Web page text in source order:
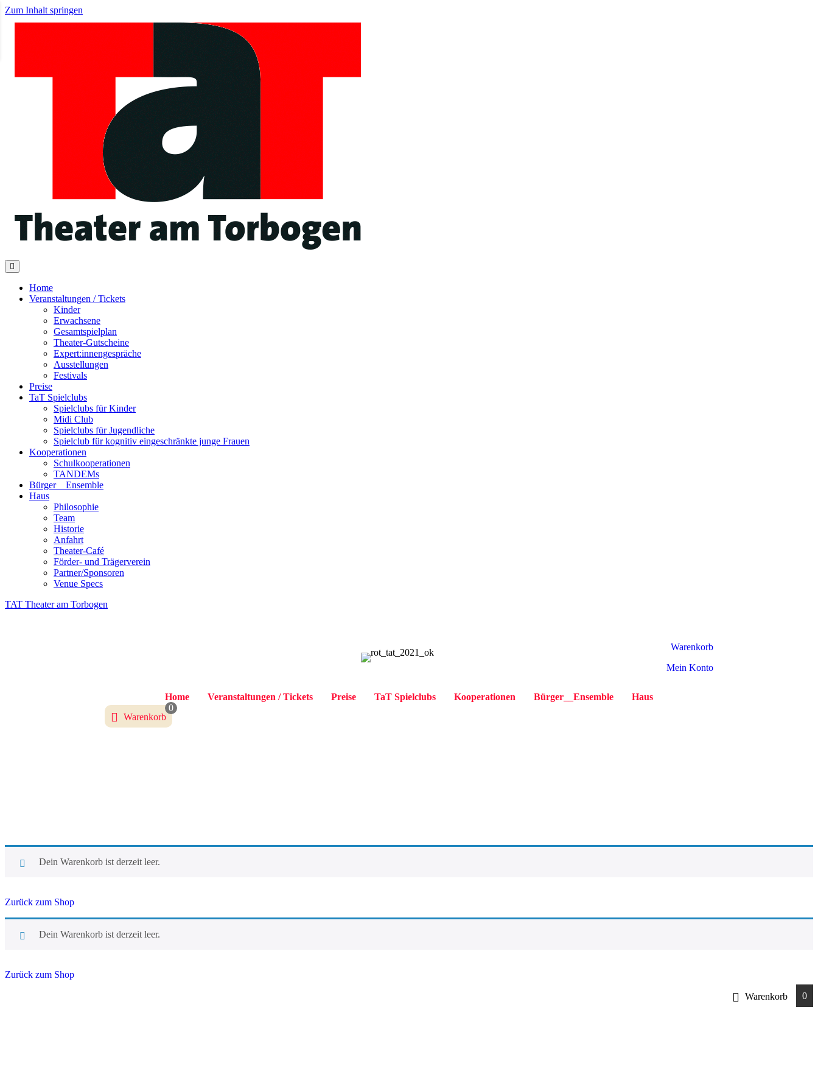
Zum Inhalt springen
Home
Veranstaltungen / Tickets
Kinder
Erwachsene
Gesamtspielplan
Theater-Gutscheine
Expert:innengespräche
Ausstellungen
Festivals
Preise
TaT Spielclubs
Spielclubs für Kinder
Midi Club
Spielclubs für Jugendliche
Spielclub für kognitiv eingeschränkte junge Frauen
Kooperationen
Schulkooperationen
TANDEMs
Bürger__Ensemble
Haus
Philosophie
Team
Historie
Anfahrt
Theater-Café
Förder- und Trägerverein
Partner/Sponsoren
Venue Specs
TAT Theater am Torbogen
Warenkorb
Mein Konto
Home Veranstaltungen / Tickets Preise TaT Spielclubs Kooperationen Bürger__Ensemble
Haus
Warenkorb
0
Dein Warenkorb ist derzeit leer.
Zurück zum Shop
Dein Warenkorb ist derzeit leer.
Zurück zum Shop
Warenkorb 0